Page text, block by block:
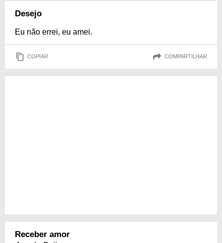
Desejo
Eu não errei, eu amei.
COPIAR COMPARTILHAR
Receber amor